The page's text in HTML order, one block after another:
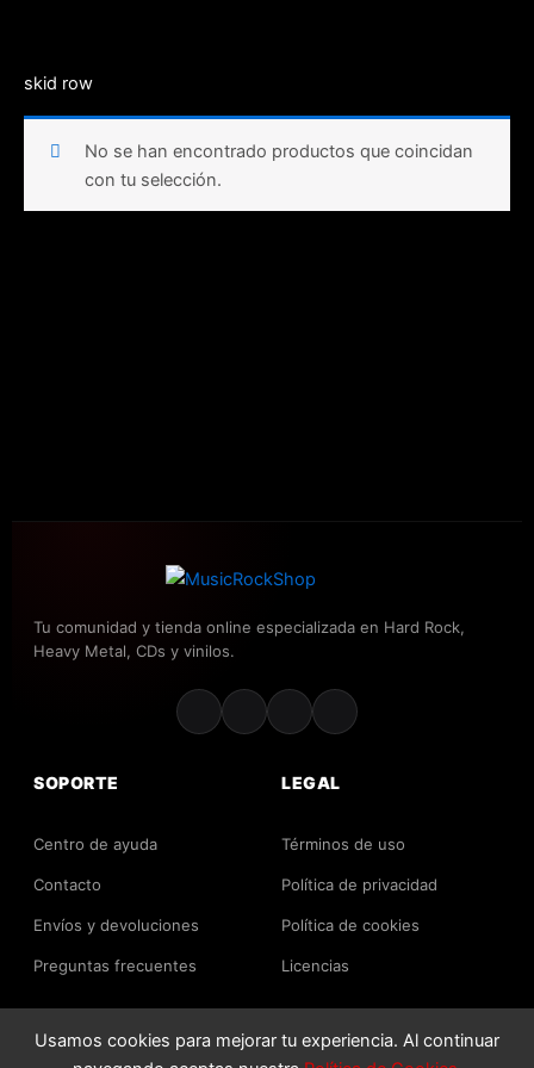
skid row
No se han encontrado productos que coincidan
con tu selección.
Tu comunidad y tienda online especializada en Hard Rock,
Heavy Metal, CDs y vinilos.
SOPORTE
Centro de ayuda
Contacto
Envíos y devoluciones
Preguntas frecuentes
LEGAL
Términos de uso
Política de privacidad
Política de cookies
Licencias
2026 MusicRockShop. Todos los derechos reservados.
Usamos cookies para mejorar tu experiencia. Al continuar